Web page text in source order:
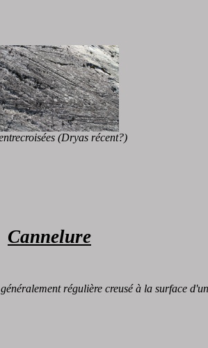
(Dryas récent?)
Cannelure
régulière creusé à la surface